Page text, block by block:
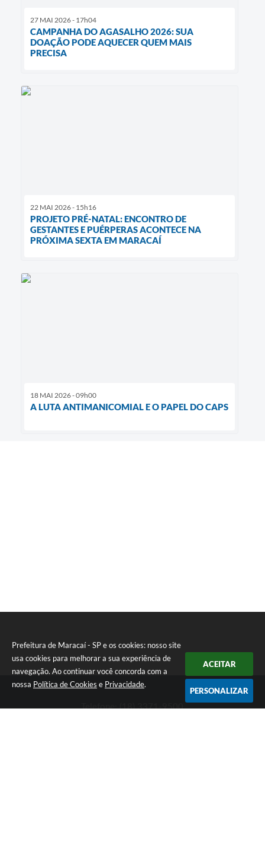
Prefeitura de Maracaí - SP e os cookies: nosso site
usa cookies para melhorar a sua experiência de
navegação. Ao continuar você concorda com a
nossa Política de Cookies e Privacidade.
ACEITAR
PERSONALIZAR
27 MAI 2026 - 17h04
CAMPANHA DO AGASALHO 2026: SUA
DOAÇÃO PODE AQUECER QUEM MAIS
PRECISA
22 MAI 2026 - 15h16
PROJETO PRÉ-NATAL: ENCONTRO DE
GESTANTES E PUÉRPERAS ACONTECE NA
PRÓXIMA SEXTA EM MARACAÍ
18 MAI 2026 - 09h00
A LUTA ANTIMANICOMIAL E O PAPEL DO CAPS
Telefone: (18) 3371-9500